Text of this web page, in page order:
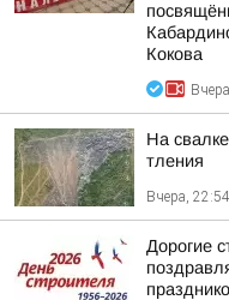
Кокова
На
тления
Вчера, 22:54
Дорогие